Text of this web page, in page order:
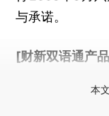
与承诺。
[财新双语通产
本